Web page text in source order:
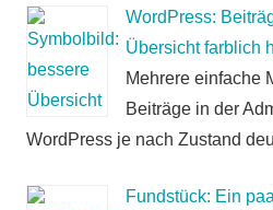
WordPress:
Übersicht farblich
Mehrere einfache
Beiträge in der
WordPress je nach Zustand
Fundstück: Ein